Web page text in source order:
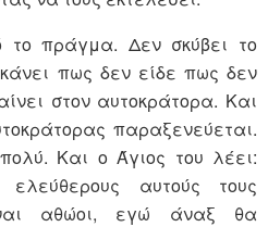
το πράγμα. Δεν σκύβει το
πως δεν είδε πως δεν
στον αυτοκράτορα. Και
παραξενεύεται.
Και ο Άγιος του λέει:
αυτούς τους
αθώοι, εγώ άναξ θα